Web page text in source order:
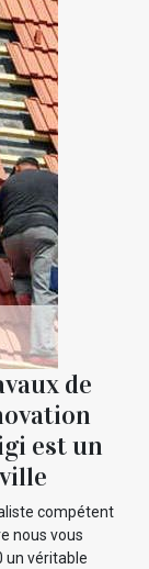
de
est un
compétent
nous vous
un véritable